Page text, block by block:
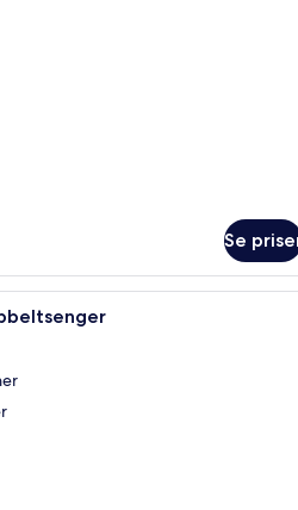
Se
Rom – club, 2 dobbeltsenger